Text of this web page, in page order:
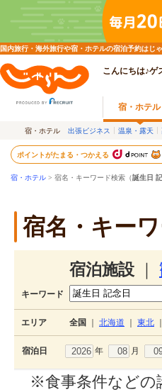
国内旅行・海外旅行や宿・ホテルの宿泊予約は
こんにちは♪ゲ
宿・ホテル
宿・ホテル 出張ビジネス 温泉・露天
ポイントがたまる・つかえる
宿・ホテル > 宿名・キーワード検索（誕生日
宿名・キー
宿泊施設
キーワード
エリア 全国 北海道 東北
宿泊日 年 月
※食事条件などの